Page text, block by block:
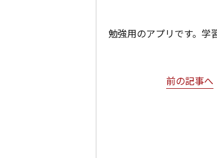
勉強用のアプリです。学
前の記事へ